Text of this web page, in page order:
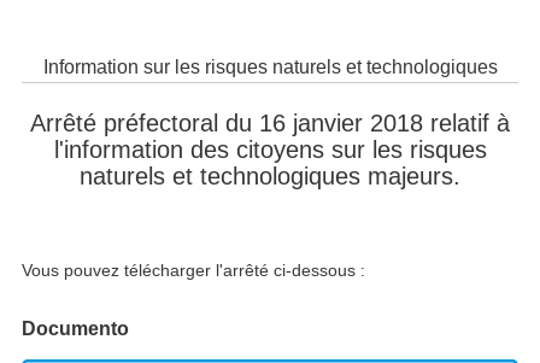
Information sur les risques naturels et technologiques
Arrêté préfectoral du 16 janvier 2018 relatif à
l'information des citoyens sur les risques
naturels et technologiques majeurs.
Vous pouvez télécharger l'arrêté ci-dessous :
Documento